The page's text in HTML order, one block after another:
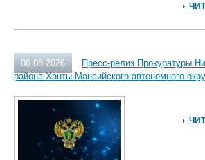
06.08.2026
Пресс-релиз Прокуратуры
района Ханты-Мансийского автономного